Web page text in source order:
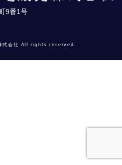
9番1号
式会社 All rights reserved.